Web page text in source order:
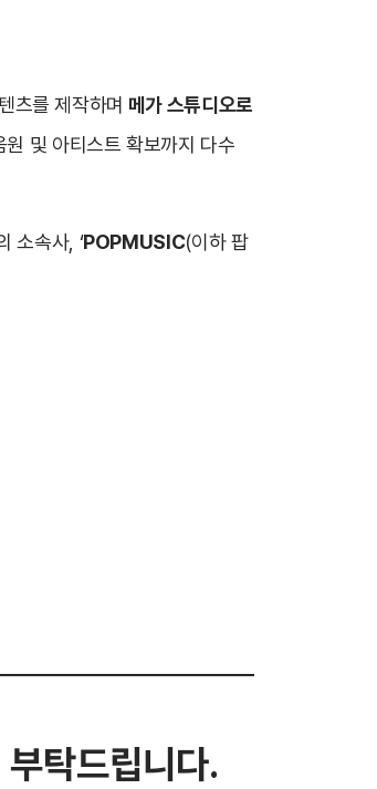
츠를 제작하며 메가 스튜디오로
및 아티스트 확보까지 다수
소속사, ‘POPMUSIC(이하 팝
부탁드립니다.